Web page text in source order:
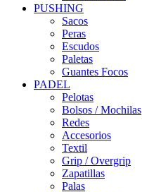
PUSHING
Sacos
Peras
Escudos
Paletas
Guantes Focos
PADEL
Pelotas
Bolsos / Mochilas
Redes
Accesorios
Textil
Grip / Overgrip
Zapatillas
Palas